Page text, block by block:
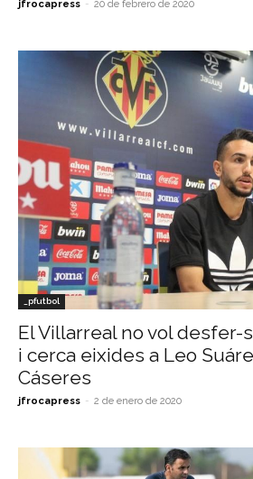
jfrocapress - 20 de febrero de 2020
_pfutbol
El Villarreal no vol desfer-
i cerca eixides a Leo
Cáseres
jfrocapress - 2 de enero de 2020